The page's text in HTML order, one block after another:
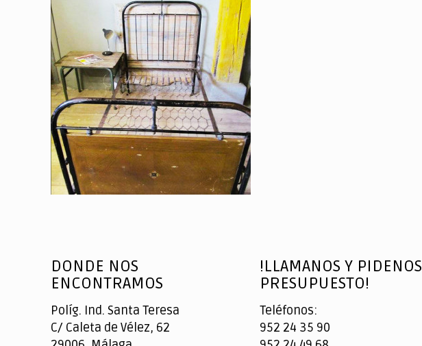
DONDE NOS
ENCONTRAMOS
Políg. Ind. Santa Teresa
C/ Caleta de Vélez, 62
!LLAMANOS Y PIDENOS
PRESUPUESTO!
Teléfonos:
952 24 35 90